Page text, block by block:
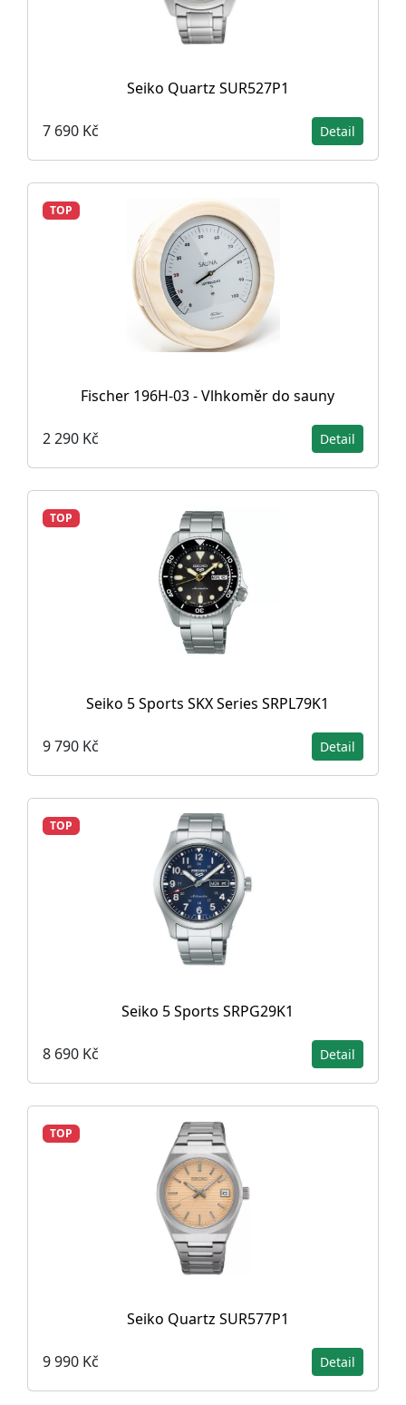
Seiko Quartz SUR527P1
7 690 Kč Detail
TOP
Fischer 196H-03 - Vlhkoměr do sauny
2 290 Kč Detail
TOP
Seiko 5 Sports SKX Series SRPL79K1
9 790 Kč Detail
TOP
Seiko 5 Sports SRPG29K1
8 690 Kč Detail
TOP
Seiko Quartz SUR577P1
9 990 Kč Detail